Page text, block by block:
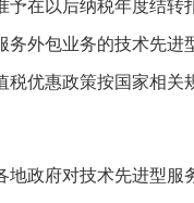
在以后纳税年度结转
务外包业务的技术先
税优惠政策按国家相关
地政府对技术先进型